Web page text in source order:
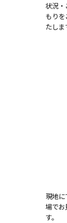
状況
もり
たしま
現地
場で
す。